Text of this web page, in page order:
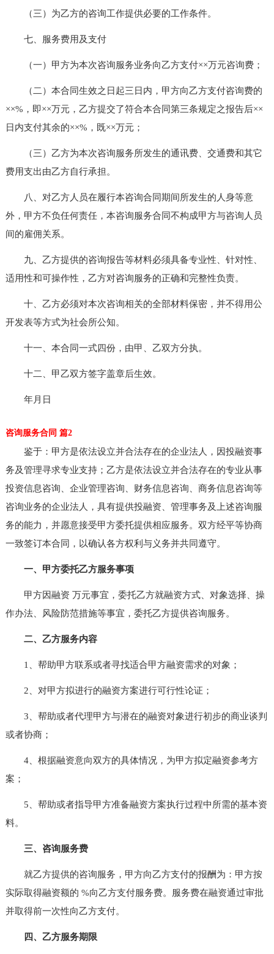
（三）为乙方的咨询工作提供必要的工作条件。
七、服务费用及支付
（一）甲方为本次咨询服务业务向乙方支付××万元咨询费；
（二）本合同生效之日起三日内，甲方向乙方支付咨询费的
××%，即××万元，乙方提交了符合本合同第三条规定之报告后××
日内支付其余的××%，既××万元；
（三）乙方为本次咨询服务所发生的通讯费、交通费和其它
费用支出由乙方自行承担。
八、对乙方人员在履行本咨询合同期间所发生的人身等意
外，甲方不负任何责任，本咨询服务合同不构成甲方与咨询人员
间的雇佣关系。
九、乙方提供的咨询报告等材料必须具备专业性、针对性、
适用性和可操作性，乙方对咨询服务的正确和完整性负责。
十、乙方必须对本次咨询相关的全部材料保密，并不得用公
开发表等方式为社会所公知。
十一、本合同一式四份，由甲、乙双方分执。
十二、甲乙双方签字盖章后生效。
年月日
咨询服务合同 篇2
鉴于：甲方是依法设立并合法存在的企业法人，因投融资事
务及管理寻求专业支持；乙方是依法设立并合法存在的专业从事
投资信息咨询、企业管理咨询、财务信息咨询、商务信息咨询等
咨询业务的企业法人，具有提供投融资、管理事务及上述咨询服
务的能力，并愿意接受甲方委托提供相应服务。双方经平等协商
一致签订本合同，以确认各方权利与义务并共同遵守。
一、甲方委托乙方服务事项
甲方因融资 万元事宜，委托乙方就融资方式、对象选择、操
作办法、风险防范措施等事宜，委托乙方提供咨询服务。
二、乙方服务内容
1、帮助甲方联系或者寻找适合甲方融资需求的对象；
2、对甲方拟进行的融资方案进行可行性论证；
3、帮助或者代理甲方与潜在的融资对象进行初步的商业谈判
或者协商；
4、根据融资意向双方的具体情况，为甲方拟定融资参考方
案；
5、帮助或者指导甲方准备融资方案执行过程中所需的基本资
料。
三、咨询服务费
就乙方提供的咨询服务，甲方向乙方支付的报酬为：甲方按
实际取得融资额的 %向乙方支付服务费。服务费在融资通过审批
并取得前一次性向乙方支付。
四、乙方服务期限